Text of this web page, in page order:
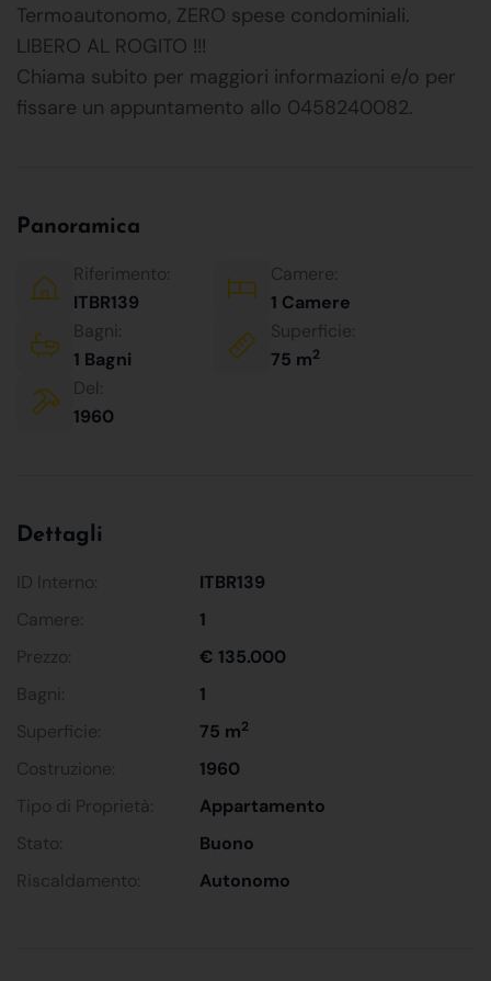
Termoautonomo, ZERO spese condominiali.
LIBERO AL ROGITO !!!
Chiama subito per maggiori informazioni e/o per
fissare un appuntamento allo 0458240082.
Panoramica
Riferimento:
ITBR139
Camere:
1 Camere
Bagni:
1 Bagni
Superficie:
75 m2
Del:
1960
Dettagli
ID Interno:
ITBR139
Camere:
1
Prezzo:
€ 135.000
Bagni:
1
Superficie:
75 m2
Costruzione:
1960
Tipo di Proprietà:
Appartamento
Stato:
Buono
Riscaldamento:
Autonomo